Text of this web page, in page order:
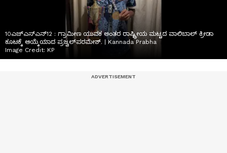
10ಎಚ್ಎಸ್ಎನ್12 : ಗ್ರಾಮೀಣ ಯುವಕ ಅಂತರ ರಾಷ್ಟ್ರೀಯ ಮಟ್ಟದ ವಾಲಿಬಾಲ್ ಕ್ರೀಡಾ
ಕೂಟಕ್ಕೆ ಆಯ್ಕೆಯಾದ ಪ್ರಜ್ವಲ್‌ಪರಮೇಶ್. | Kannada Prabha
Image Credit: KP